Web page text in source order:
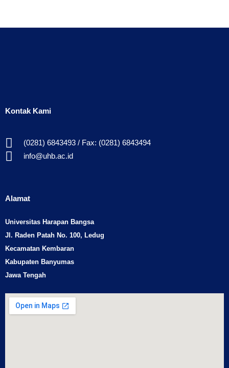
Kontak Kami
(0281) 6843493 / Fax: (0281) 6843494
info@uhb.ac.id
Alamat
Universitas Harapan Bangsa
Jl. Raden Patah No. 100, Ledug
Kecamatan Kembaran
Kabupaten Banyumas
Jawa Tengah